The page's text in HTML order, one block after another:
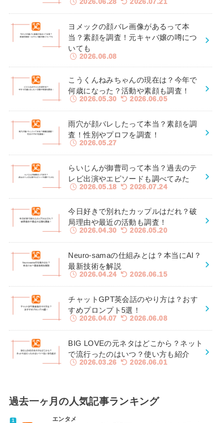
2026.06.28 2026.07.21
ヨメックの顔バレ画像があるって本
当？素顔を調査！元キャバ嬢の噂につ
いても
2026.06.08
こうくんねみちゃんの現在は？今年で
何歳になった？活動や素顔も調査！
2026.05.30 2026.06.05
雨穴が顔バレしたって本当？素顔を調
査！性別やプロフを調査！
2026.05.27
らいじんが御曹司って本当？過去のテ
レビ出演やエピソードも調べてみた
2026.05.18 2026.07.24
今日好きで別れたカップルはだれ？破
局理由や最近の活動も調査！
2026.04.30 2026.05.20
Neuro-samaの仕組みとは？本当にAI？
最新技術を解説
2026.04.24 2026.06.15
チャットGPT英会話のやり方は？おす
すめプロンプト5選！
2026.04.07 2026.06.08
BIG LOVEの元ネタはどこから？ネット
で流行ったのはいつ？使い方も紹介
2026.03.26 2026.06.01
過去一ヶ月の人気記事ランキング
エンタメ